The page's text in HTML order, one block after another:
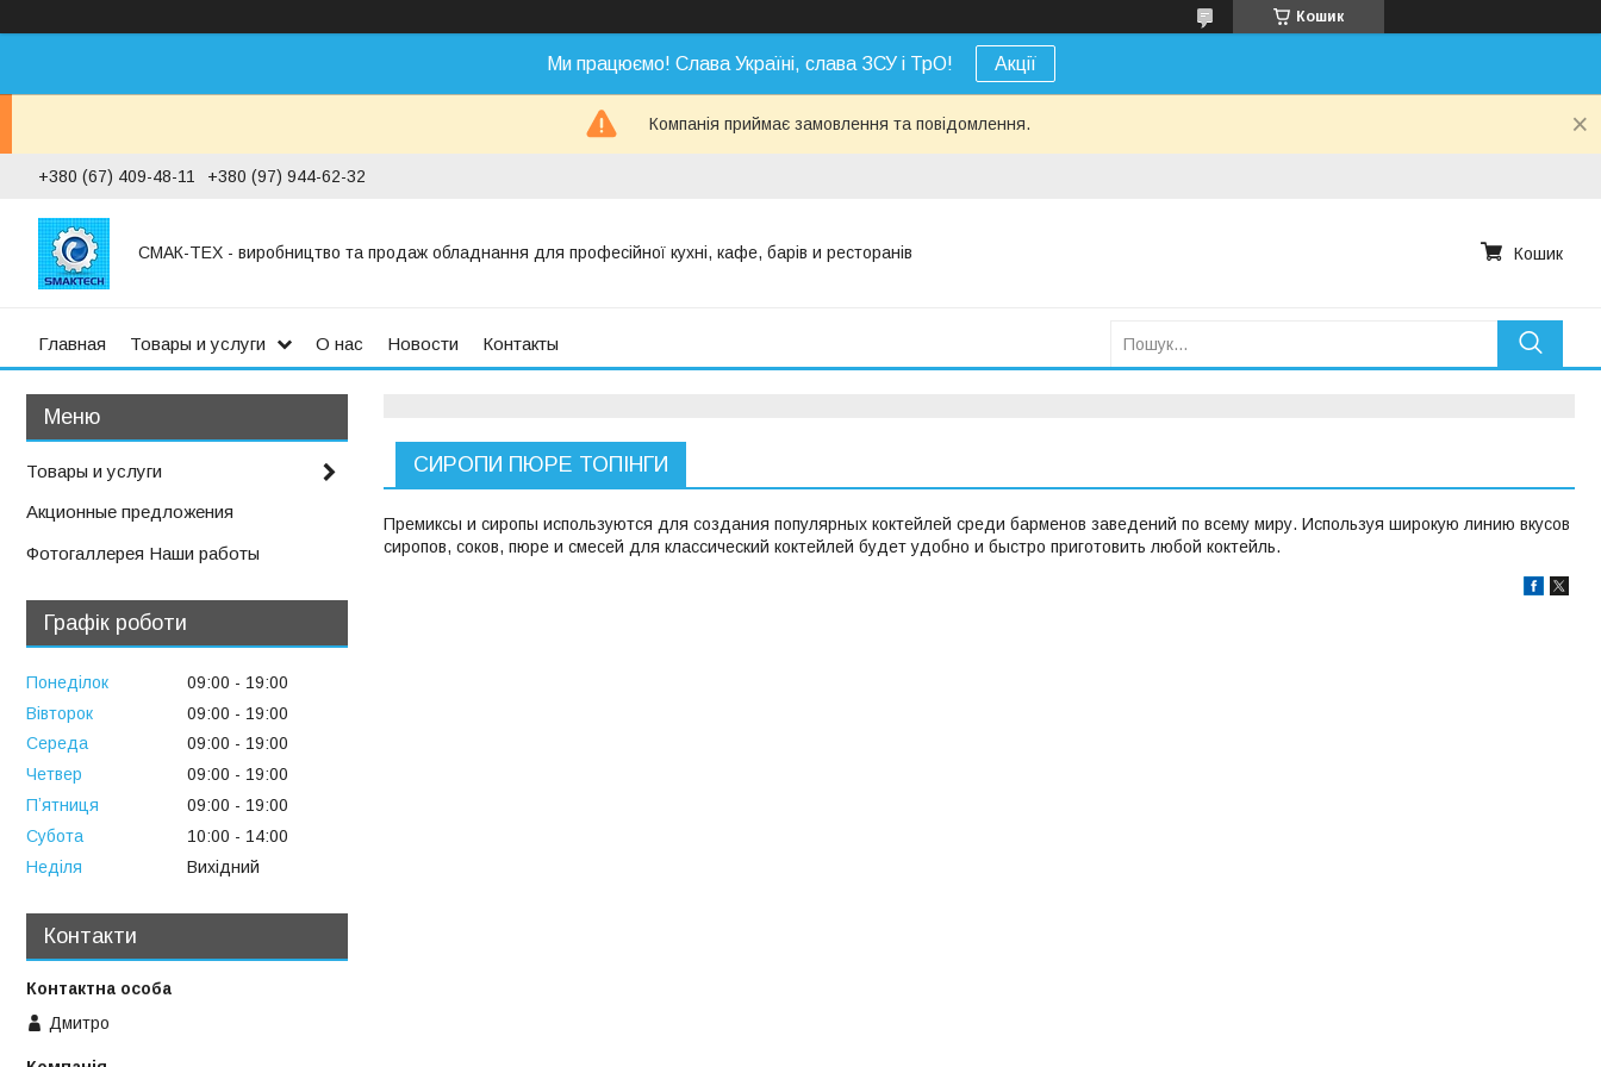
Кошик
Ми працюємо! Слава Україні, слава ЗСУ і ТрО! Акції
Компанія приймає замовлення та повідомлення.
+380 (67) 409-48-11 +380 (97) 944-62-32
СМАК-ТЕХ - виробництво та продаж обладнання для професійної кухні, кафе, барів и ресторанів Кошик
Главная Товары и услуги О нас Новости Контакты
СИРОПИ ПЮРЕ ТОПІНГИ
Премиксы и сиропы используются для создания популярных коктейлей среди барменов заведений по всему миру. Используя широкую линию вкусов
сиропов, соков, пюре и смесей для классический коктейлей будет удобно и быстро приготовить любой коктейль.
Товары и услуги
Акционные предложения
Фотогаллерея Наши работы
Графік роботи
Понеділок 09:00
19:00
Вівторок
09:00
19:00
Середа
09:00
19:00
Четвер
09:00
19:00
Пʼятниця
09:00
19:00
Субота
10:00
14:00
Неділя
Вихідний
Контакти
Дмитро